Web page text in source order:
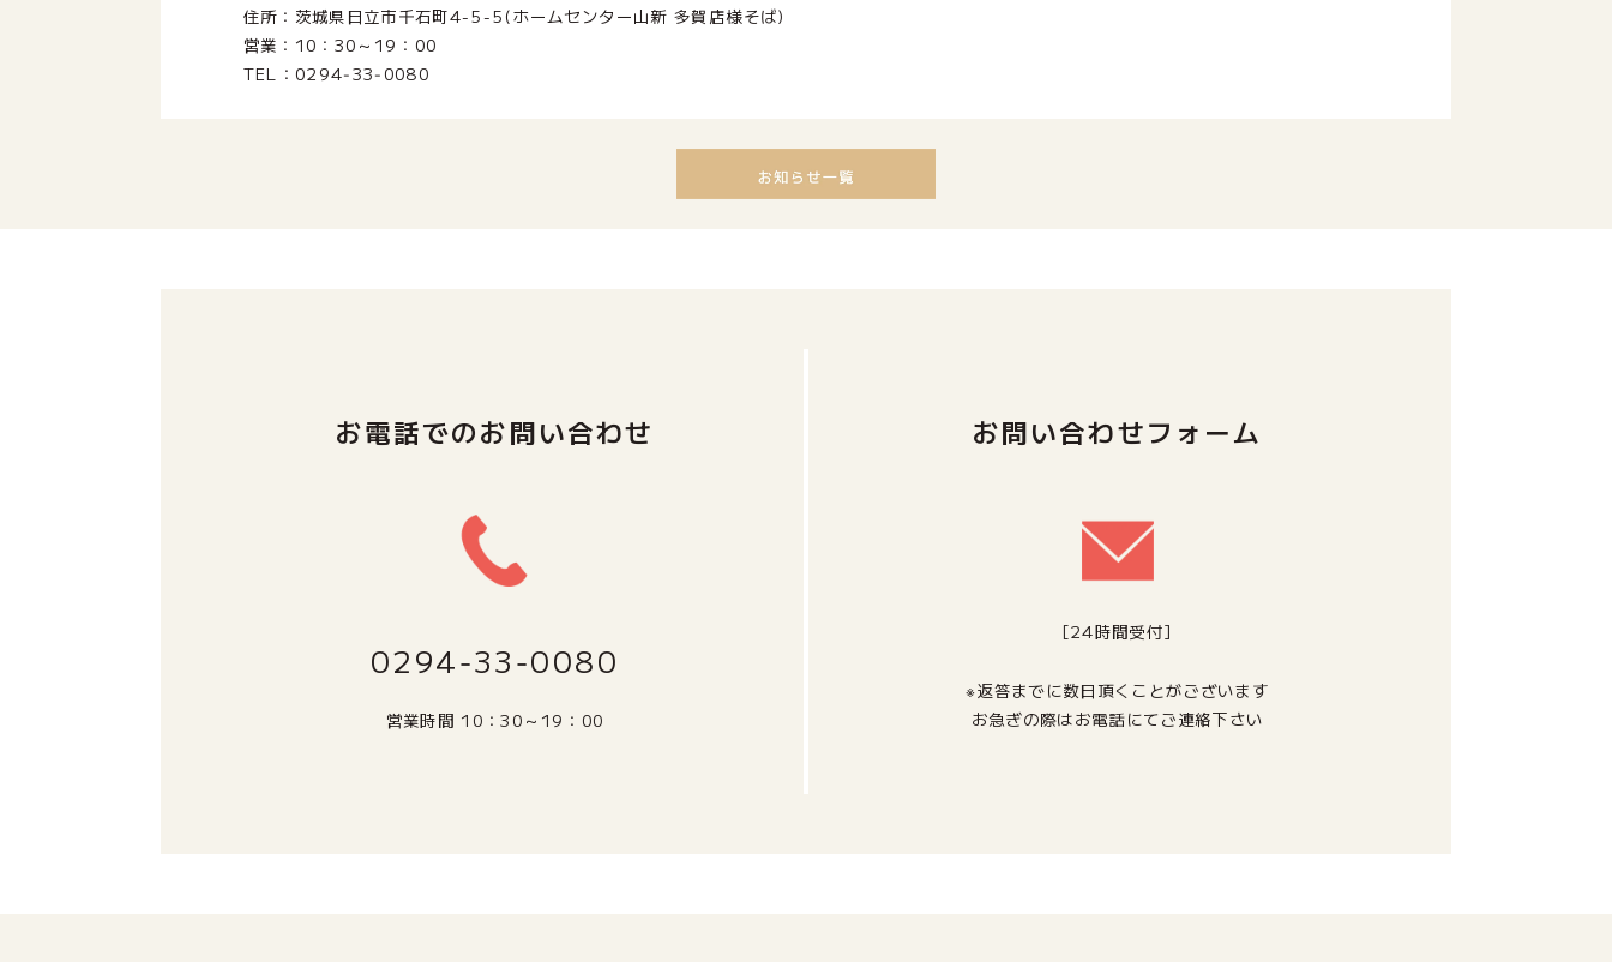
住所：茨城県日立市千石町4-5-5(ホームセンター山新 多賀店様そば)
営業：10：30～19：00
TEL：0294‐33‐0080
お電話でのお問い合わせ
0294‐33‐0080
営業時間 10：30～19：00
お問い合わせフォーム
[24時間受付]
※返答までに数日頂くことがございます
お急ぎの際はお電話にてご連絡下さい